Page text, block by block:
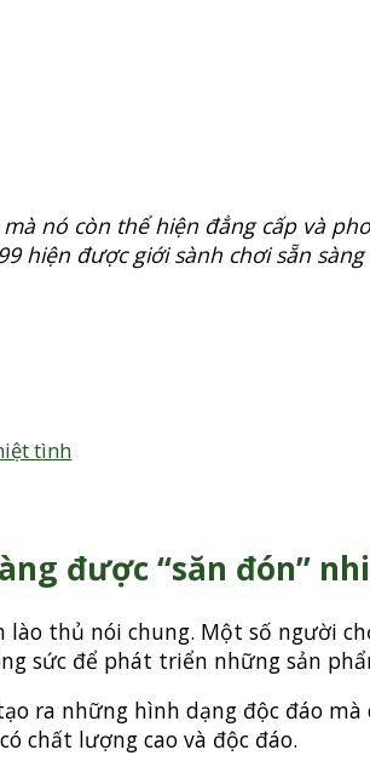
nó còn thể hiện đẳng cấp và
hiện đượcgiới sành chơi sẵn
tình
được “săn đón”
thủ nói chung. Một số người
sức để phát triển những sản
ra những hình dạng độc đáo
chất lượng cao và độc đáo.